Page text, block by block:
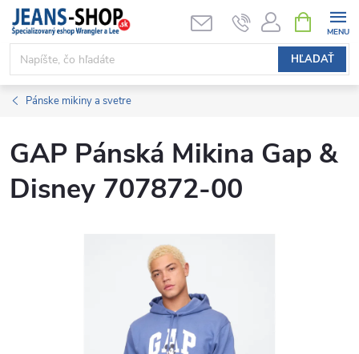
Prejsť
obsah
HĽADAŤ
KOŠÍK
Pánske mikiny a svetre
GAP Pánská Mikina Gap &
Disney 707872-00